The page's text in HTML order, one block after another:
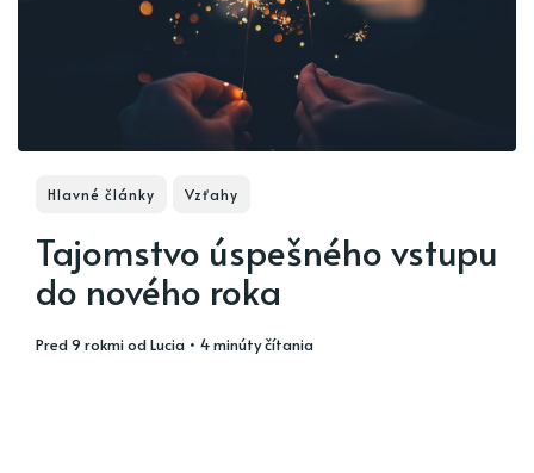
Hlavné články Vzťahy
Tajomstvo úspešného vstupu
do nového roka
pred 9 rokmiodLucia • 4 minúty čítania